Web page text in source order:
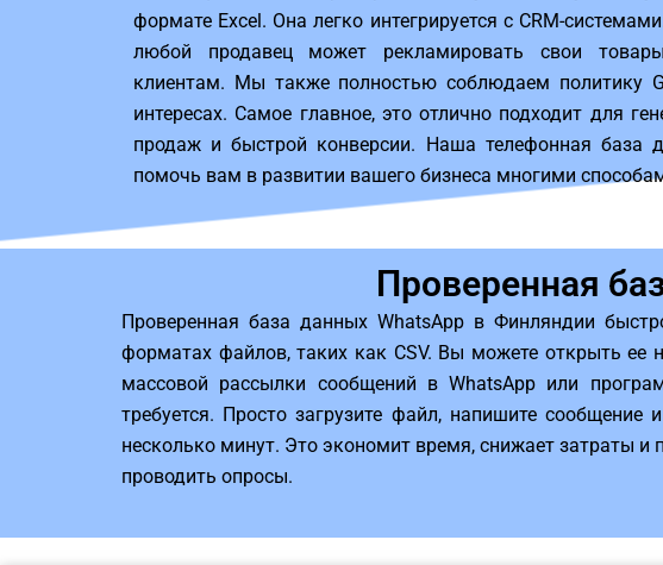
формате Excel. Она легко интегрируется с CRM-
любой продавец может рекламировать свои
клиентам. Мы также полностью соблюдаем политику
интересах. Самое главное, это отлично подходит для
продаж и быстрой конверсии. Наша телефонная база
помочь вам в развитии вашего бизнеса многими
Проверенная
Проверенная база данных WhatsApp в Финляндии
форматах файлов, таких как CSV. Вы можете открыть ее
массовой рассылки сообщений в WhatsApp или
требуется. Просто загрузите файл, напишите
несколько минут. Это экономит время, снижает затраты и
проводить опросы.